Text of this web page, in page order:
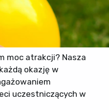
moc atrakcji? Nasza
okazję w
uczestniczących w